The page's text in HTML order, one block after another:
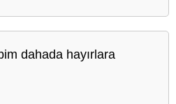
dahada hayırlara